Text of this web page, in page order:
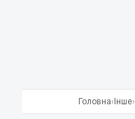
Головна›Інше›